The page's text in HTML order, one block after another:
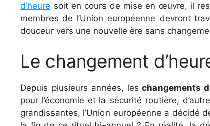
d’heure soit en cours de mise en œuvre, il
membres de l’Union européenne devront
douceur vers une nouvelle ère sans
Le changement
Depuis plusieurs années, leschangements
pour l’économie et la sécurité routière,
grandissantes, l’Union européenne a décidé